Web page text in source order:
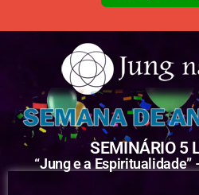
SEMINÁRIO 5
“Jung e a